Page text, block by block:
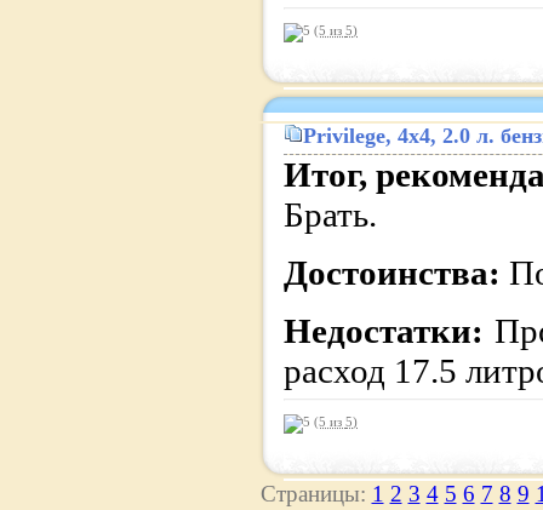
(5 из 5)
Privilege, 4x4, 2.0 л.
Итог,
Брать.
Достоинства:
Недостатки:
расход 17.5
(5 из 5)
Страницы: 1 2 3 4 5 6 7 8 9